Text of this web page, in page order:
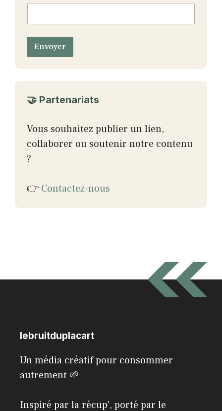
Envoyer
🤝 Partenariats
Vous souhaitez publier un lien,
collaborer ou soutenir notre contenu
?
👉 Contactez-nous
lebruitduplacart
Un média créatif pour consommer
autrement 🌱
Inspiré par la récup', porté par le